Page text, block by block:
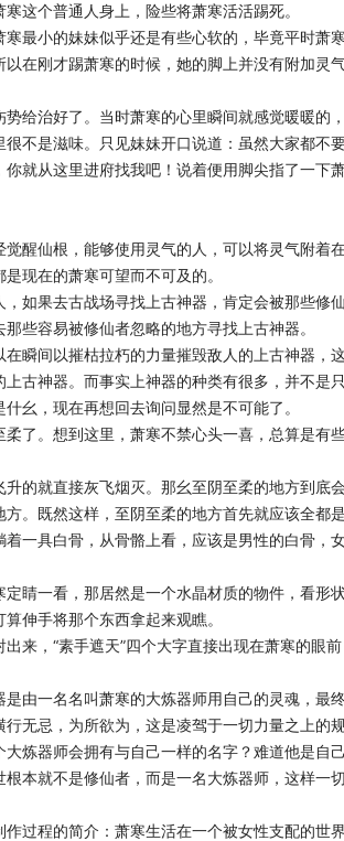
这个普通人身上，险些将萧寒活活踢死。
最小的妹妹似乎还是有些心软的，毕竟平时萧
在刚才踢萧寒的时候，她的脚上并没有附加灵
给治好了。当时萧寒的心里瞬间就感觉暖暖的
不是滋味。只见妹妹开口说道：虽然大家都不
就从这里进府找我吧！说着便用脚尖指了一下
醒仙根，能够使用灵气的人，可以将灵气附着
现在的萧寒可望而不可及的。
如果去古战场寻找上古神器，肯定会被那些修
些容易被修仙者忽略的地方寻找上古神器。
瞬间以摧枯拉朽的力量摧毁敌人的上古神器，
古神器。而事实上神器的种类有很多，并不是
幺，现在再想回去询问显然是不可能了。
了。想到这里，萧寒不禁心头一喜，总算是有
的就直接灰飞烟灭。那幺至阴至柔的地方到底
。既然这样，至阴至柔的地方首先就应该全都是
一具白骨，从骨骼上看，应该是男性的白骨，
睛一看，那居然是一个水晶材质的物件，看形
伸手将那个东西拿起来观瞧。
来，“素手遮天”四个大字直接出现在萧寒的眼
由一名名叫萧寒的大炼器师用自己的灵魂，最
无忌，为所欲为，这是凌驾于一切力量之上的规
炼器师会拥有与自己一样的名字？难道他是自
本就不是修仙者，而是一名大炼器师，这样一
过程的简介：萧寒生活在一个被女性支配的世